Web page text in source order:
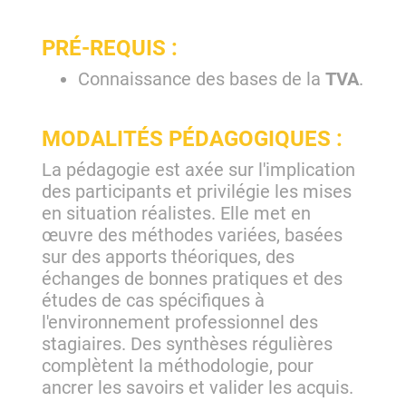
PRÉ-REQUIS :
Connaissance des bases de la TVA.
MODALITÉS PÉDAGOGIQUES :
La pédagogie est axée sur l'implication
des participants et privilégie les mises
en situation réalistes. Elle met en
œuvre des méthodes variées, basées
sur des apports théoriques, des
échanges de bonnes pratiques et des
études de cas spécifiques à
l'environnement professionnel des
stagiaires. Des synthèses régulières
complètent la méthodologie, pour
ancrer les savoirs et valider les acquis.